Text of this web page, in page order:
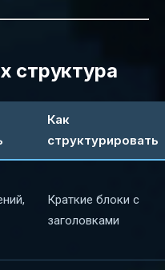
структура
Как
структурировать
Краткие блоки с
заголовками